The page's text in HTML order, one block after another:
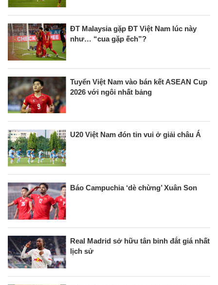
ĐT Malaysia gặp ĐT Việt Nam lúc này
như… “cua gặp ếch”?
Tuyển Việt Nam vào bán kết ASEAN Cup
2026 với ngôi nhất bảng
U20 Việt Nam đón tin vui ở giải châu Á
Báo Campuchia ‘dè chừng’ Xuân Son
Real Madrid sở hữu tân binh đắt giá nhất
lịch sử